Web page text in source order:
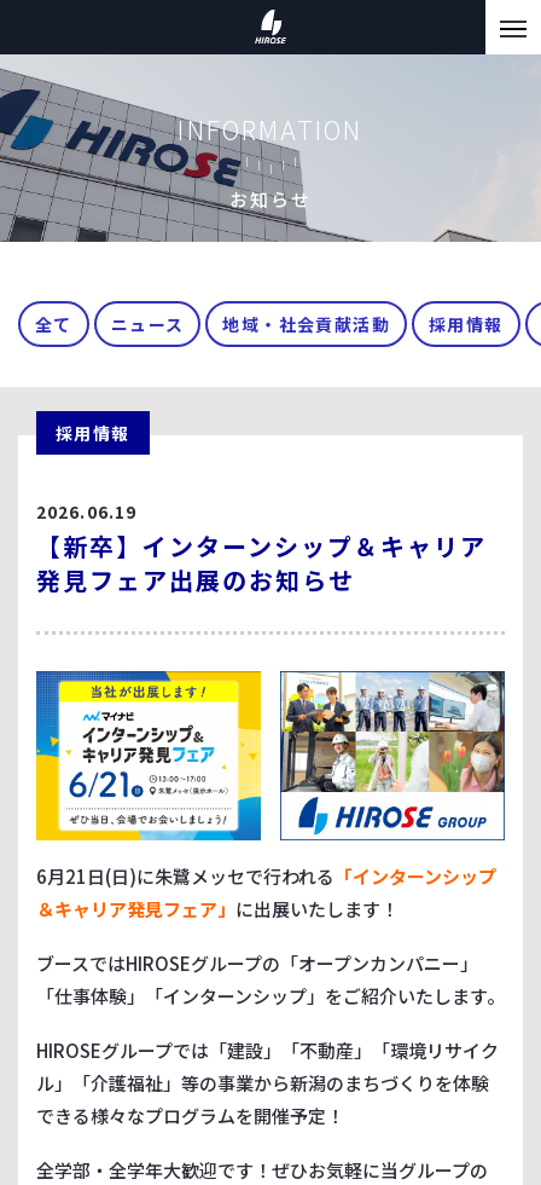
INFORMATION
お知らせ
全て ニュース 地域・社会貢献活動 採用情報
採用情報
2026.06.19
【新卒】インターンシップ＆キャリア
発見フェア出展のお知らせ
6月21日(日)に朱鷺メッセで行われる 「インターンシップ
＆キャリア発見フェア」 に出展いたします！
ブースではHIROSEグループの「オープンカンパニー」
「仕事体験」「インターンシップ」をご紹介いたします。
HIROSEグループでは「建設」「不動産」「環境リサイク
ル」「介護福祉」等の事業から新潟のまちづくりを体験
できる様々なプログラムを開催予定！
全学部・全学年大歓迎です！ぜひお気軽に当グループの